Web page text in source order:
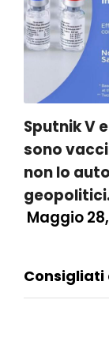
Sputnik V
sono
non lo
Maggio